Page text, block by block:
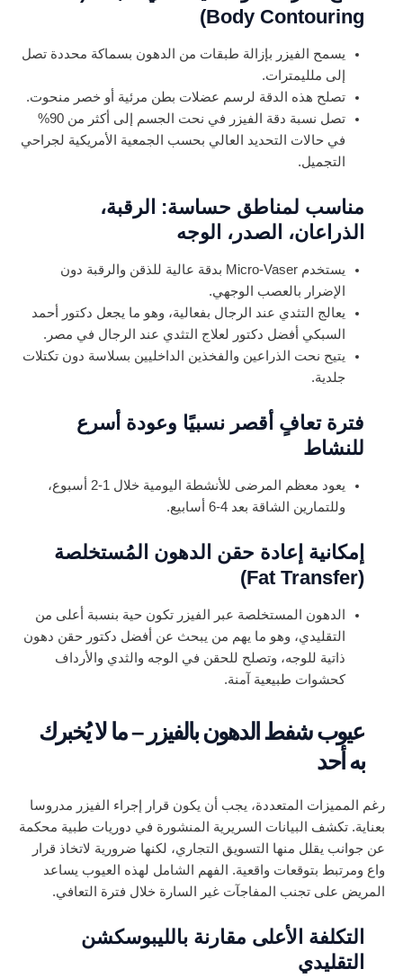
Body Contouring)
يسمح الفيزر بإزالة طبقات من الدهون بسماكة محددة تصل
إلى ملليمترات.
تصلح هذه الدقة لرسم عضلات بطن مرئية أو خصر منحوت.
تصل نسبة دقة الفيزر في نحت الجسم إلى أكثر من 90%
في حالات التحديد العالي بحسب الجمعية الأمريكية لجراحي
التجميل.
مناسب لمناطق حساسة: الرقبة،
الذراعان، الصدر، الوجه
يستخدم Micro-Vaser بدقة عالية للذقن والرقبة دون
الإضرار بالعصب الوجهي.
يعالج التثدي عند الرجال بفعالية، وهو ما يجعل دكتور أحمد
السبكي أفضل دكتور لعلاج التثدي عند الرجال في مصر.
يتيح نحت الذراعين والفخذين الداخليين بسلاسة دون تكتلات
جلدية.
فترة تعافٍ أقصر نسبيًا وعودة أسرع
للنشاط
يعود معظم المرضى للأنشطة اليومية خلال 1-2 أسبوع،
وللتمارين الشاقة بعد 4-6 أسابيع.
إمكانية إعادة حقن الدهون المُستخلصة
(Fat Transfer)
الدهون المستخلصة عبر الفيزر تكون حية بنسبة أعلى من
التقليدي، وهو ما يهم من يبحث عن أفضل دكتور حقن دهون
ذاتية للوجه، وتصلح للحقن في الوجه والثدي والأرداف
كحشوات طبيعية آمنة.
عيوب شفط الدهون بالفيزر – ما لا يُخبرك
به أحد
رغم المميزات المتعددة، يجب أن يكون قرار إجراء الفيزر مدروسا
بعناية. تكشف البيانات السريرية المنشورة في دوريات طبية محكمة
عن جوانب يقلل منها التسويق التجاري، لكنها ضرورية لاتخاذ قرار
واع ومرتبط بتوقعات واقعية. الفهم الشامل لهذه العيوب يساعد
المريض على تجنب المفاجآت غير السارة خلال فترة التعافي.
التكلفة الأعلى مقارنة بالليبوسكشن
التقليدي